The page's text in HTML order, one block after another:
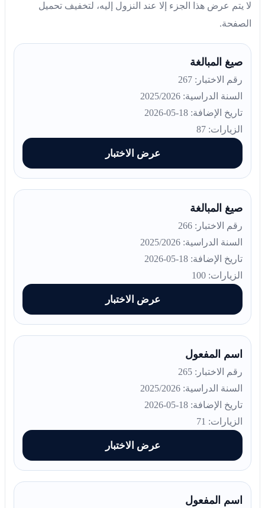
لا يتم عرض هذا الجزء إلا عند النزول إليه، لتخفيف تحميل
الصفحة.
صيغ المبالغة
رقم الاختبار: 267
السنة الدراسية: 2025/2026
تاريخ الإضافة: 18-05-2026
الزيارات: 87
عرض الاختبار
صيغ المبالغة
رقم الاختبار: 266
السنة الدراسية: 2025/2026
تاريخ الإضافة: 18-05-2026
الزيارات: 100
عرض الاختبار
اسم المفعول
رقم الاختبار: 265
السنة الدراسية: 2025/2026
تاريخ الإضافة: 18-05-2026
الزيارات: 71
عرض الاختبار
اسم المفعول